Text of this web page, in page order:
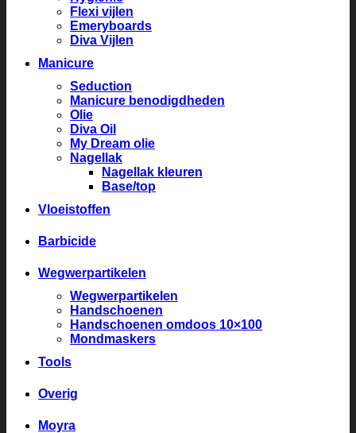
Flexi vijlen
Emeryboards
Diva Vijlen
Manicure
Seduction
Manicure benodigdheden
Olie
Diva Oil
My Dream olie
Nagellak
Nagellak kleuren
Base/top
Vloeistoffen
Barbicide
Wegwerpartikelen
Wegwerpartikelen
Handschoenen
Handschoenen omdoos 10×100
Mondmaskers
Tools
Overig
Moyra